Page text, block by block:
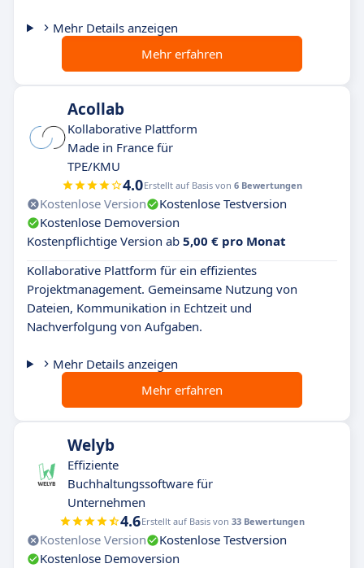
Mehr Details anzeigen
Mehr erfahren
Acollab
Kollaborative Plattform
Made in France für
TPE/KMU
4.0Erstellt auf Basis von 6 Bewertungen
Kostenlose Version
Kostenlose Testversion
Kostenlose Demoversion
Kostenpflichtige Version ab 5,00 € pro Monat
Kollaborative Plattform für ein effizientes
Projektmanagement. Gemeinsame Nutzung von
Dateien, Kommunikation in Echtzeit und
Nachverfolgung von Aufgaben.
Mehr Details anzeigen
Mehr erfahren
Welyb
Effiziente
Buchhaltungssoftware für
Unternehmen
4.6Erstellt auf Basis von 33 Bewertungen
Kostenlose Version
Kostenlose Testversion
Kostenlose Demoversion